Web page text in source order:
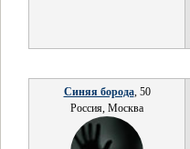
Синяя борода, 50
Россия, Москва